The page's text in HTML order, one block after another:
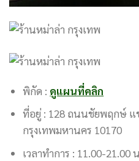
พิกัด : ดูแผนที่คลิก
ที่อยู่ : 128 ถนนชัยพฤกษ์ แ
กรุงเทพมหานคร 10170
เวลาทำการ : 11.00-21.00